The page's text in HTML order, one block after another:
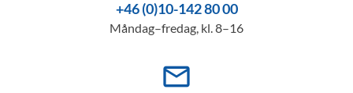
+46 (0)10-142 80 00
Måndag–fredag, kl. 8–16
mail_outline